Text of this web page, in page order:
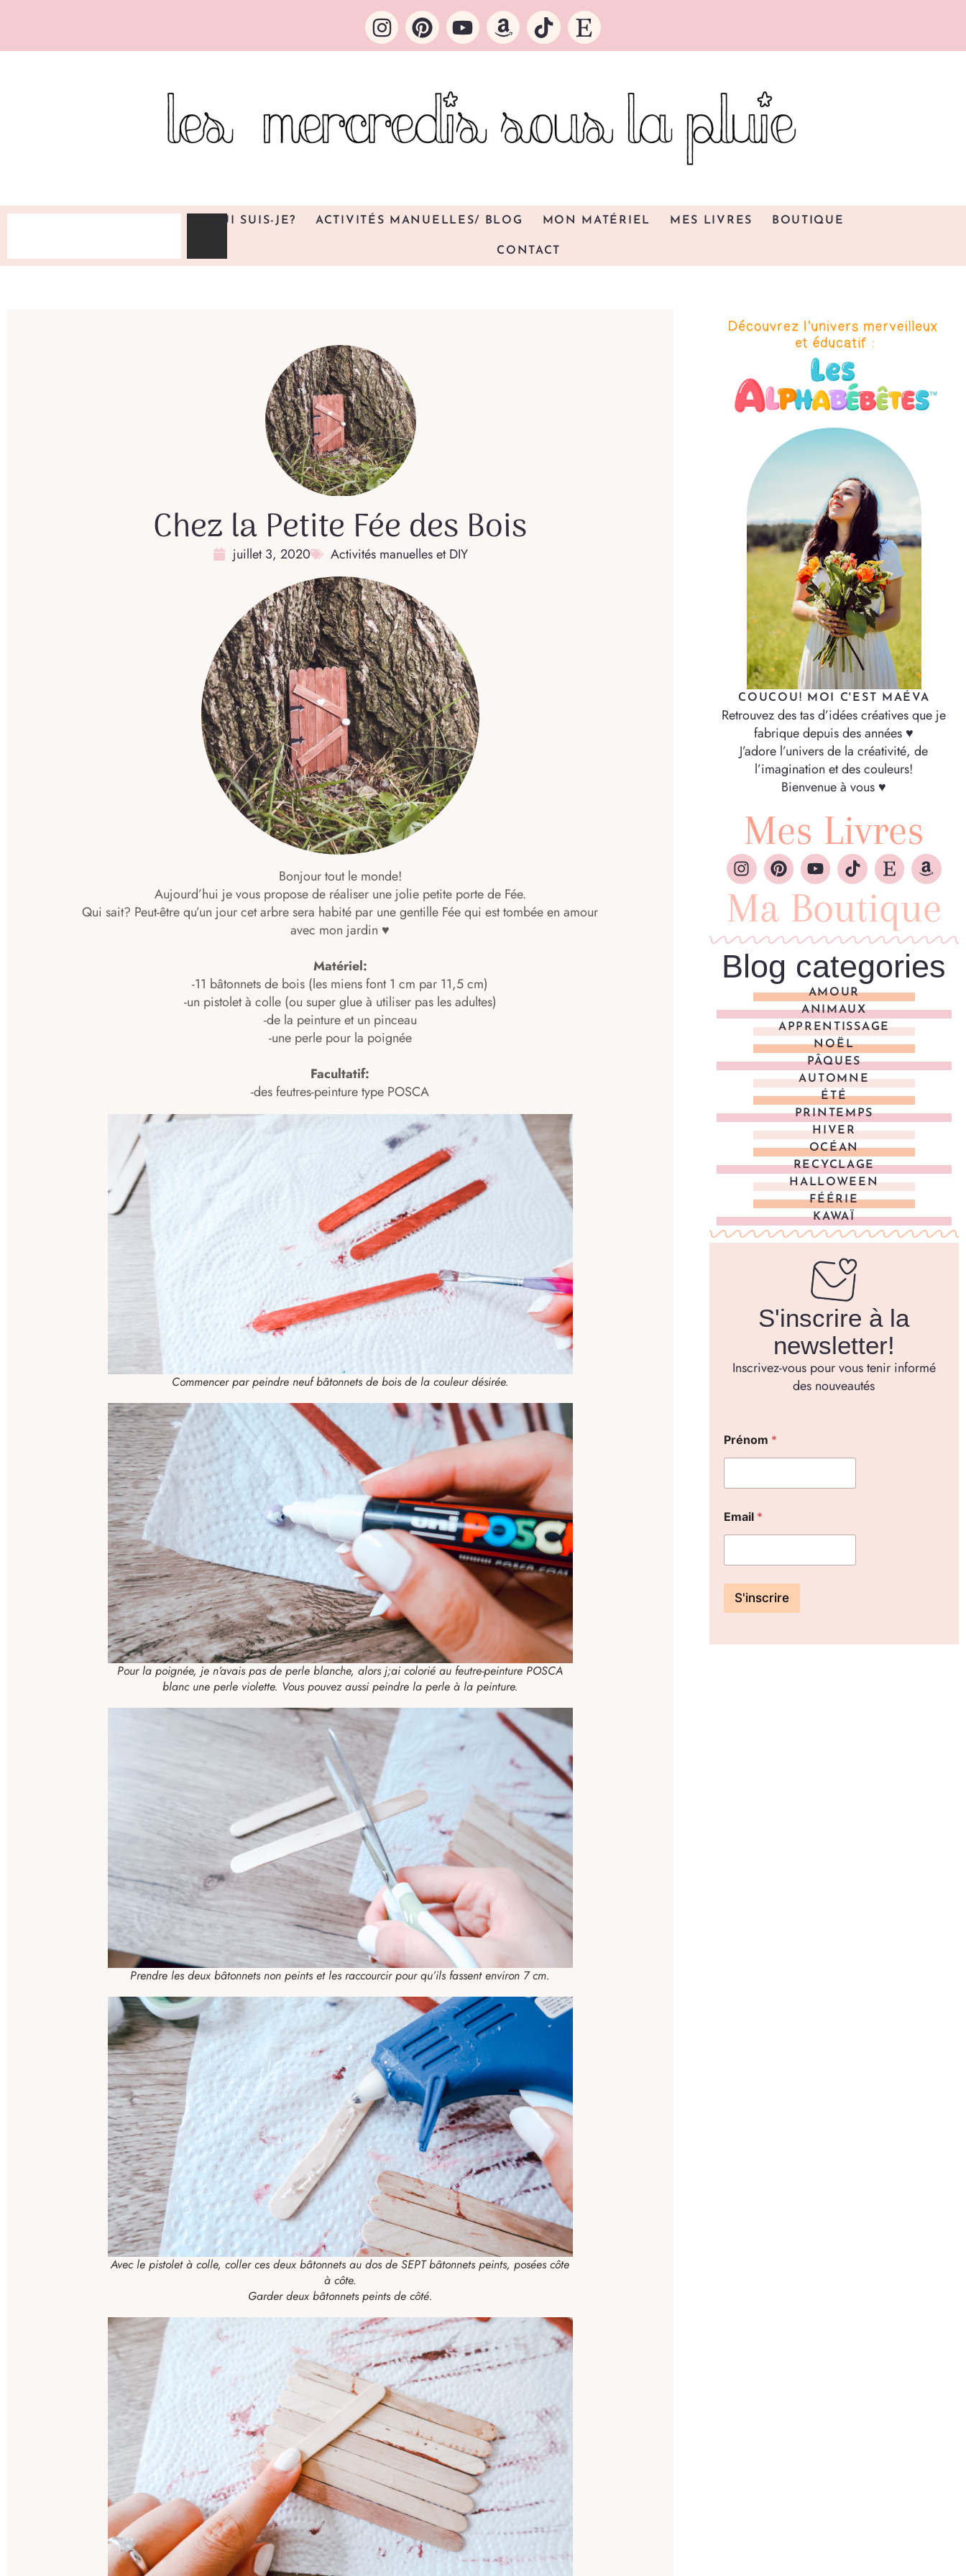
QUI SUIS-JE? ACTIVITÉS MANUELLES/ BLOG MON MATÉRIEL MES LIVRES BOUTIQUE
CONTACT
Chez la Petite Fée des Bois
juillet 3, 2020 Activités manuelles et DIY
Bonjour tout le monde!
Aujourd’hui je vous propose de réaliser une jolie petite porte de Fée.
Qui sait? Peut-être qu’un jour cet arbre sera habité par une gentille Fée qui est tombée en amour
avec mon jardin ♥
Matériel:
-11 bâtonnets de bois (les miens font 1 cm par 11,5 cm)
-un pistolet à colle (ou super glue à utiliser pas les adultes)
-de la peinture et un pinceau
-une perle pour la poignée
Facultatif:
-des feutres-peinture type POSCA
Commencer par peindre neuf bâtonnets de bois de la couleur désirée.
Pour la poignée, je n’avais pas de perle blanche, alors j;ai colorié au feutre-peinture POSCA
blanc une perle violette. Vous pouvez aussi peindre la perle à la peinture.
Prendre les deux bâtonnets non peints et les raccourcir pour qu’ils fassent environ 7 cm.
Avec le pistolet à colle, coller ces deux bâtonnets au dos de SEPT bâtonnets peints, posées côte
à côte.
Garder deux bâtonnets peints de côté.
COUCOU! MOI C'EST MAÉVA
Retrouvez des tas d’idées créatives que je
fabrique depuis des années ♥
J’adore l’univers de la créativité, de
l’imagination et des couleurs!
Bienvenue à vous ♥
Mes Livres
Ma Boutique
Blog categories
AMOUR
ANIMAUX
APPRENTISSAGE
NOËL
PÂQUES
AUTOMNE
ÉTÉ
PRINTEMPS
HIVER
OCÉAN
RECYCLAGE
HALLOWEEN
FÉÉRIE
KAWAÏ
S'inscrire à la
newsletter!
Inscrivez-vous pour vous tenir informé
des nouveautés
Prénom *
Email *
S'inscrire